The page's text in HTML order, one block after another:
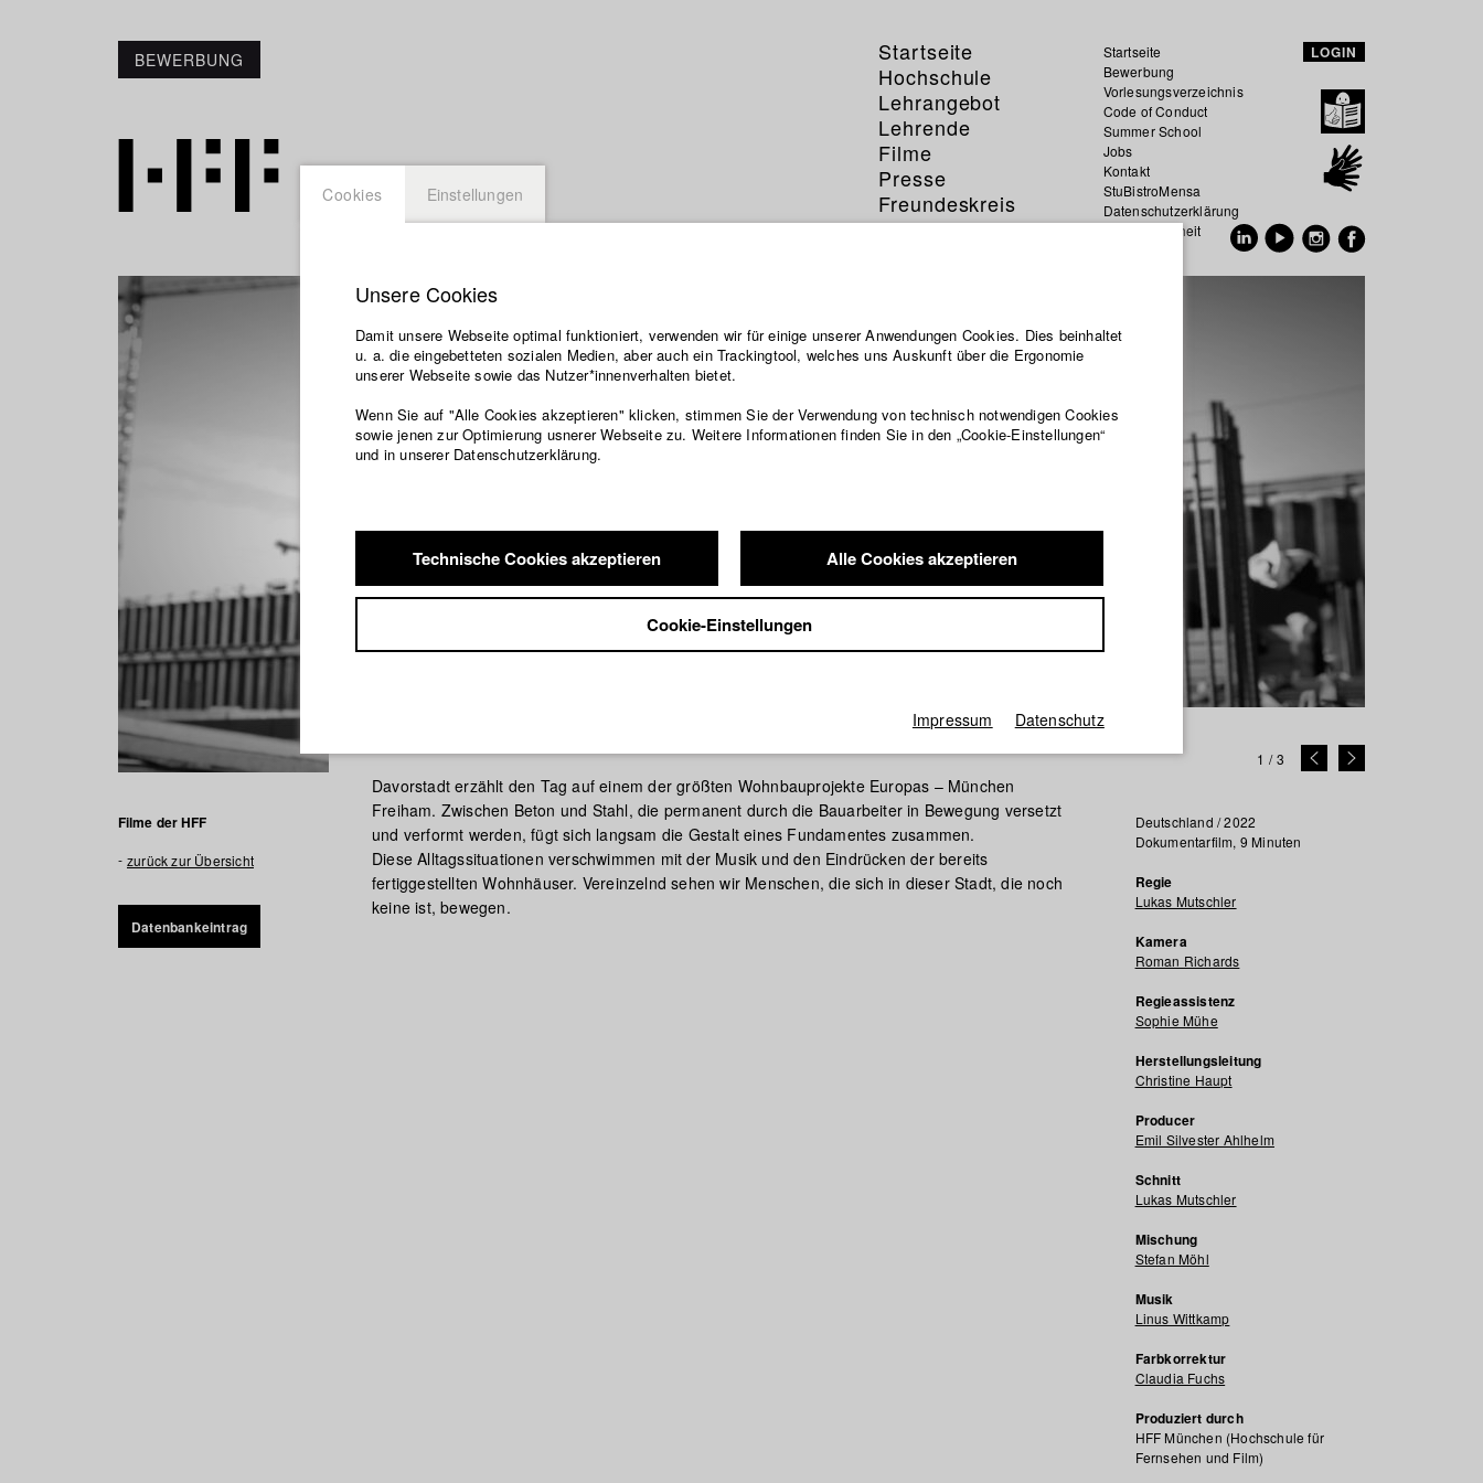
BEWERBUNG
Startseite
Hochschule
Lehrangebot
Lehrende
Filme
Presse
Freundeskreis
Service
Startseite
Bewerbung
Vorlesungsverzeichnis
Code of Conduct
Summer School
Jobs
Kontakt
StuBistroMensa
Datenschutzerklärung
Datensicherheit
LOGIN
1 /3
Filme der HFF
zurück zur Übersicht
Datenbankeintrag
Davorstadt erzählt den Tag auf einem der größten Wohnbauprojekte Europas – München
Freiham. Zwischen Beton und Stahl, die permanent durch die Bauarbeiter in Bewegung versetzt
und verformt werden, fügt sich langsam die Gestalt eines Fundamentes zusammen.
Diese Alltagssituationen verschwimmen mit der Musik und den Eindrücken der bereits
fertiggestellten Wohnhäuser. Vereinzelnd sehen wir Menschen, die sich in dieser Stadt, die noch
keine ist, bewegen.
Deutschland / 2022
Dokumentarfilm, 9 Minuten
Regie
Lukas Mutschler
Kamera
Roman Richards
Regieassistenz
Sophie Mühe
Herstellungsleitung
Christine Haupt
Producer
Emil Silvester Ahlhelm
Schnitt
Lukas Mutschler
Mischung
Stefan Möhl
Musik
Linus Wittkamp
Farbkorrektur
Claudia Fuchs
Produziert durch
HFF München (Hochschule für
Fernsehen und Film)
Cookies Einstellungen
Unsere Cookies
Damit unsere Webseite optimal funktioniert, verwenden wir für einige unserer Anwendungen Cookies. Dies beinhaltet
u. a. die eingebetteten sozialen Medien, aber auch ein Trackingtool, welches uns Auskunft über die Ergonomie
unserer Webseite sowie das Nutzer*innenverhalten bietet.
Wenn Sie auf "Alle Cookies akzeptieren" klicken, stimmen Sie der Verwendung von technisch notwendigen Cookies
sowie jenen zur Optimierung usnerer Webseite zu. Weitere Informationen finden Sie in den „Cookie-Einstellungen“
und in unserer Datenschutzerklärung.
Technische Cookies akzeptieren Alle Cookies akzeptieren
Cookie-Einstellungen
Impressum Datenschutz